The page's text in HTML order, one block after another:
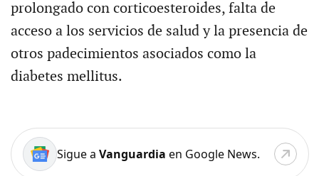
prolongado con corticoesteroides, falta de
acceso a los servicios de salud y la presencia de
otros padecimientos asociados como la
diabetes mellitus.
Sigue a Vanguardia en Google News.